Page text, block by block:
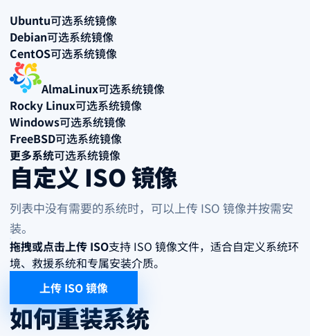
Ubuntu可选系统镜像
Debian可选系统镜像
CentOS可选系统镜像
AlmaLinux可选系统镜像
Rocky Linux可选系统镜像
Windows可选系统镜像
FreeBSD可选系统镜像
更多系统可选系统镜像
自定义 ISO 镜像
列表中没有需要的系统时，可以上传 ISO 镜像并按需安
装。
拖拽或点击上传 ISO支持 ISO 镜像文件，适合自定义系统环
境、救援系统和专属安装介质。
上传 ISO 镜像
如何重装系统